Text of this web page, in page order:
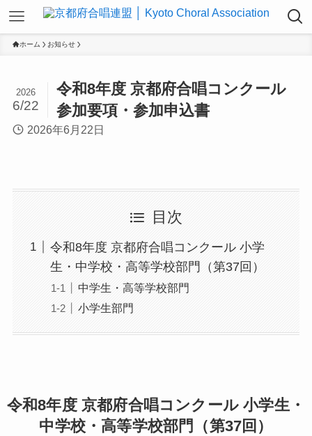
ホーム お知らせ
令和8年度 京都府合唱コンクール
参加要項・参加申込書
2026
6/22
2026年6月22日
目次
令和8年度 京都府合唱コンクール 小学
生・中学校・高等学校部門（第37回）
中学生・高等学校部門
小学生部門
令和8年度 京都府合唱コンクール 小学生・
中学校・高等学校部門（第37回）